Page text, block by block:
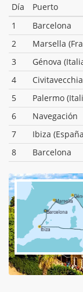
Día Puerto
1
Barcelona
2
Marsella
3
Génova
4
5
Palermo
6
Navegación
7
Ibiza
8
Barcelona